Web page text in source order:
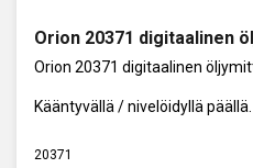
Orion 20371 digitaalinen
Orion 20371 digitaalinen
Kääntyvällä / nivelöidyllä
20371